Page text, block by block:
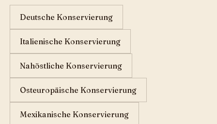
Deutsche Konservierung
Italienische Konservierung
Nahöstliche Konservierung
Osteuropäische Konservierung
Mexikanische Konservierung